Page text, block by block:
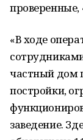
проверенные,
«В ходе
частный дом
постройки,
заведение.